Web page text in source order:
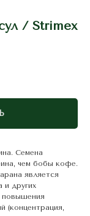
/ Strimex
Семена
чем бобы кофе.
является
и других
повышения
(концентрация,